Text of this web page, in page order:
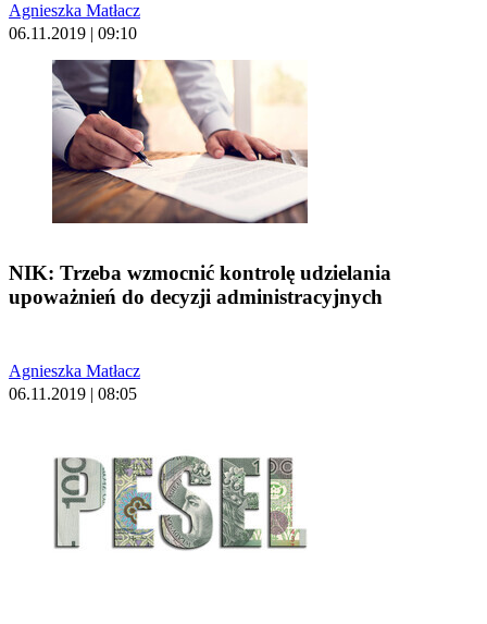
Agnieszka Matłacz
06.11.2019 | 09:10
NIK: Trzeba wzmocnić kontrolę udzielania
upoważnień do decyzji administracyjnych
Agnieszka Matłacz
06.11.2019 | 08:05